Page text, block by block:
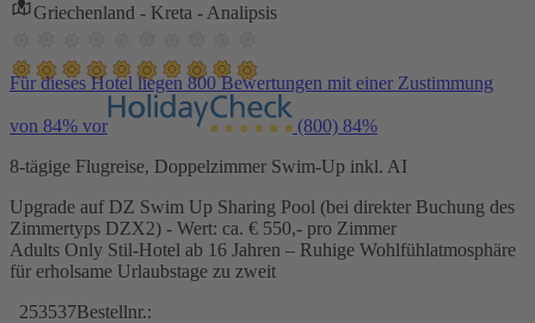
Griechenland - Kreta - Analipsis
Für dieses Hotel liegen 800 Bewertungen mit einer Zustimmung
von 84% vor (800) 84%
8-tägige Flugreise, Doppelzimmer Swim-Up inkl. AI
Upgrade auf DZ Swim Up Sharing Pool (bei direkter Buchung des
Zimmertyps DZX2) - Wert: ca. € 550,- pro Zimmer
Adults Only Stil-Hotel ab 16 Jahren – Ruhige Wohlfühlatmosphäre
für erholsame Urlaubstage zu zweit
253537Bestellnr.: